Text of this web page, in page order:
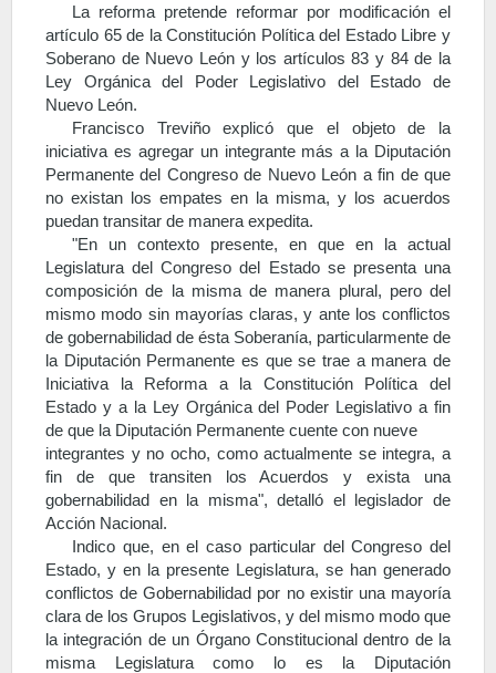
La reforma pretende reformar por modificación el
artículo 65 de la Constitución Política del Estado Libre y
Soberano de Nuevo León y los artículos 83 y 84 de la
Ley Orgánica del Poder Legislativo del Estado de
Nuevo León.
Francisco Treviño explicó que el objeto de la
iniciativa es agregar un integrante más a la Diputación
Permanente del Congreso de Nuevo León a fin de que
no existan los empates en la misma, y los acuerdos
puedan transitar de manera expedita.
"En un contexto presente, en que en la actual
Legislatura del Congreso del Estado se presenta una
composición de la misma de manera plural, pero del
mismo modo sin mayorías claras, y ante los conflictos
de gobernabilidad de ésta Soberanía, particularmente de
la Diputación Permanente es que se trae a manera de
Iniciativa la Reforma a la Constitución Política del
Estado y a la Ley Orgánica del Poder Legislativo a fin
de que la Diputación Permanente cuente con nueve
integrantes y no ocho, como actualmente se integra, a
fin de que transiten los Acuerdos y exista una
gobernabilidad en la misma", detalló el legislador de
Acción Nacional.
Indico que, en el caso particular del Congreso del
Estado, y en la presente Legislatura, se han generado
conflictos de Gobernabilidad por no existir una mayoría
clara de los Grupos Legislativos, y del mismo modo que
la integración de un Órgano Constitucional dentro de la
misma Legislatura como lo es la Diputación